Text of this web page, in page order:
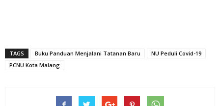
TAGS Buku Panduan Menjalani Tatanan Baru
NU Peduli Covid-19
PCNU Kota Malang